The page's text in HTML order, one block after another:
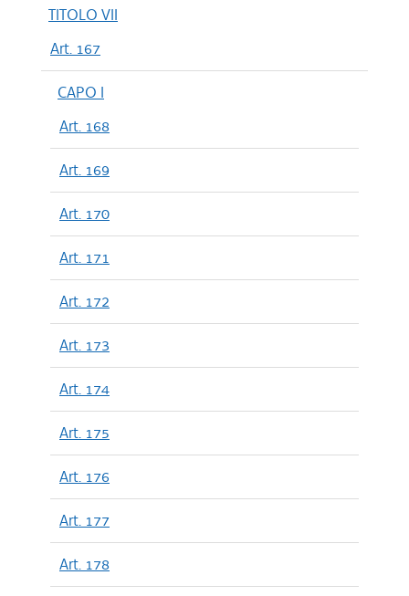
TITOLO VII
Art. 167
CAPO I
Art. 168
Art. 169
Art. 170
Art. 171
Art. 172
Art. 173
Art. 174
Art. 175
Art. 176
Art. 177
Art. 178